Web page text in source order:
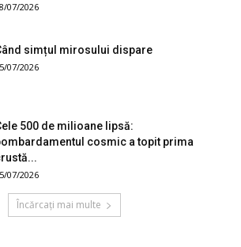
07/2026
simțul mirosului dispare
07/2026
500 de milioane lipsă:
cosmic a topit prima
07/2026
Încărcați mai multe